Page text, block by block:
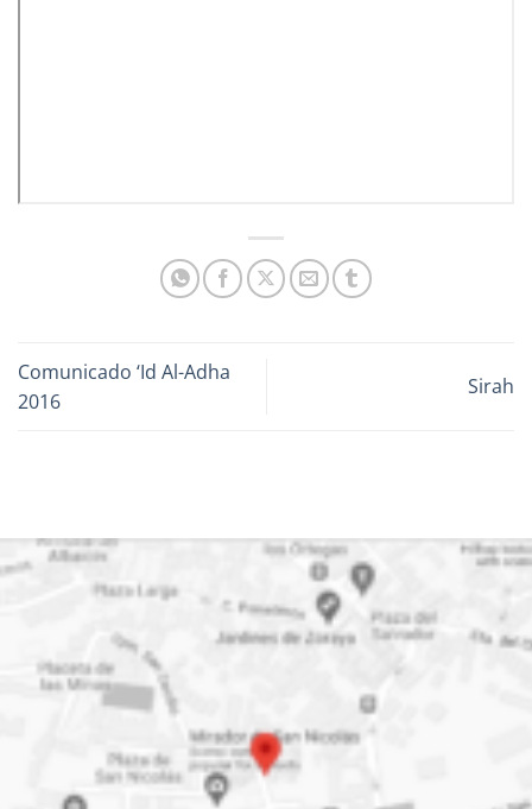
Comunicado ‘Id Al-Adha
2016
Sirah